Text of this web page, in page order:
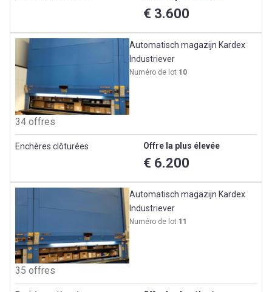
€ 3.600
Automatisch magazijn Kardex
Industriever
Numéro de lot 10
34 offres
Enchères clôturées Offre la plus élevée
€ 6.200
Automatisch magazijn Kardex
Industriever
Numéro de lot 11
35 offres